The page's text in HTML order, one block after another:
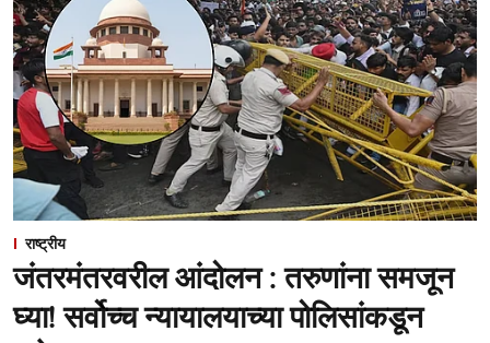
राष्ट्रीय
जंतरमंतरवरील आंदोलन : तरुणांना समजून
घ्या! सर्वोच्च न्यायालयाच्या पोलिसांकडून